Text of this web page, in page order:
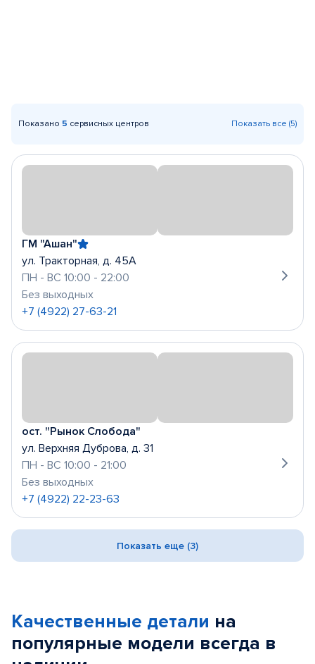
Показано 5 сервисных центров Показать все (5)
ГМ "Ашан"
ул. Тракторная, д. 45А
ПН - ВС 10:00 - 22:00
Без выходных
+7 (4922) 27-63-21
ост. "Рынок Слобода"
ул. Верхняя Дуброва, д. 31
ПН - ВС 10:00 - 21:00
Без выходных
+7 (4922) 22-23-63
Показать еще (3)
Качественные детали на
популярные модели всегда в